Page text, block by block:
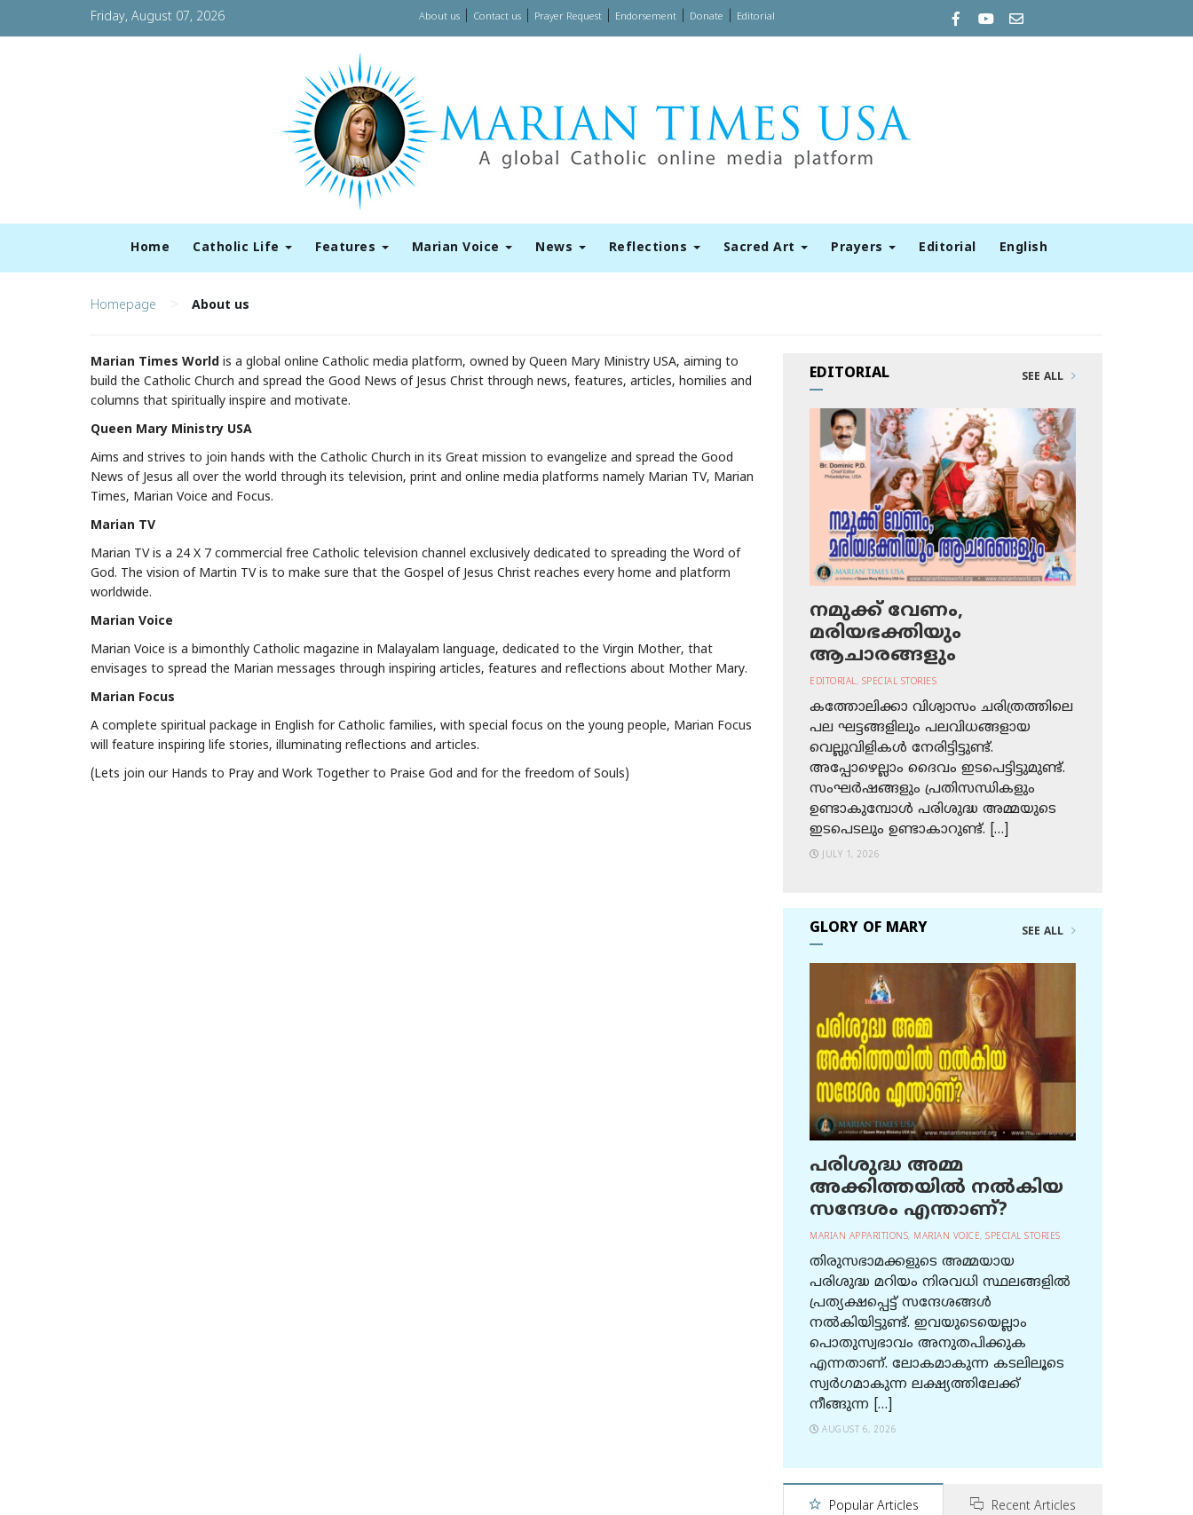
Friday, August 07, 2026 About us| Contact us| Prayer Request| Endorsement| Donate Editorial
Home Catholic Life Features Marian Voice News Reflections Sacred Art Prayers Editorial English
Homepage > About us
Marian Times World is a global online Catholic media platform, owned by Queen Mary Ministry USA, aiming to
build the Catholic Church and spread the Good News of Jesus Christ through news, features, articles, homilies and
columns that spiritually inspire and motivate.
Queen Mary Ministry USA
Aims and strives to join hands with the Catholic Church in its Great mission to evangelize and spread the Good
News of Jesus all over the world through its television, print and online media platforms namely Marian TV, Marian
Times, Marian Voice and Focus.
Marian TV
Marian TV is a 24 X 7 commercial free Catholic television channel exclusively dedicated to spreading the Word of
God. The vision of Martin TV is to make sure that the Gospel of Jesus Christ reaches every home and platform
worldwide.
Marian Voice
Marian Voice is a bimonthly Catholic magazine in Malayalam language, dedicated to the Virgin Mother, that
envisages to spread the Marian messages through inspiring articles, features and reflections about Mother Mary.
Marian Focus
A complete spiritual package in English for Catholic families, with special focus on the young people, Marian Focus
will feature inspiring life stories, illuminating reflections and articles.
(Lets join our Hands to Pray and Work Together to Praise God and for the freedom of Souls)
EDITORIAL SEE ALL
നമുക്ക് വേണം,
മരിയഭക്തിയും
ആചാരങ്ങളും
EDITORIAL, SPECIAL STORIES
കത്തോലിക്കാ വിശ്വാസം ചരിത്രത്തിലെ
പല ഘട്ടങ്ങളിലും പലവിധങ്ങളായ
വെല്ലുവിളികള്‍ നേരിട്ടിട്ടുണ്ട്.
അപ്പോഴെല്ലാം ദൈവം ഇടപെട്ടിട്ടുമുണ്ട്.
സംഘര്‍ഷങ്ങളും പ്രതിസന്ധികളും
ഉണ്ടാകുമ്പോള്‍ പരിശുദ്ധ അമ്മയുടെ
ഇടപെടലും ഉണ്ടാകാറുണ്ട്. […]
JULY 1, 2026
GLORY OF MARY SEE ALL
പരിശുദ്ധ അമ്മ
അക്കിത്തയില്‍ നല്‍കിയ
സന്ദേശം എന്താണ്?
MARIAN APPARITIONS, MARIAN VOICE, SPECIAL STORIES
തിരുസഭാമക്കളുടെ അമ്മയായ
പരിശുദ്ധ മറിയം നിരവധി സ്ഥലങ്ങളിൽ
പ്രത്യക്ഷപ്പെട്ട് സന്ദേശങ്ങൾ
നൽകിയിട്ടുണ്ട്. ഇവയുടെയെല്ലാം
പൊതുസ്വഭാവം അനുതപിക്കുക
എന്നതാണ്. ലോകമാകുന്ന കടലിലൂടെ
സ്വർഗമാകുന്ന ലക്ഷ്യത്തിലേക്ക്
നീങ്ങുന്ന […]
AUGUST 6, 2026
Popular Articles Recent Articles